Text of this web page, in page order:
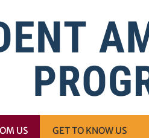
US GET TO KNOW US